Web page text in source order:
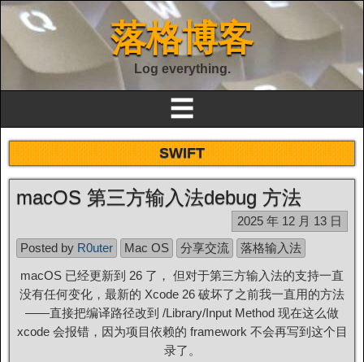
落格博客
Log everything.
☰
SWIFT
macOS 第三方输入法debug 方法
2025 年 12 月 13 日
Posted by R0uter Mac OS 分享交流
落格输入法
macOS 已经更新到 26 了， 但对于第三方输入法的支持一直
没有任何变化，最新的 Xcode 26 破坏了之前我一直用的方法
——直接把编译路径改到 /Library/Input Method 现在这么做
xcode 会报错，因为项目依赖的 framework 不会再写到这个目
录了。